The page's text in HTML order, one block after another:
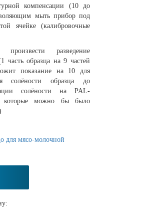
компенсации (10 до
мыть прибор под
ячейке (калибровочные
разведение
часть образца на 9 частей
показание на 10 для
солёности образца до
солёности на PAL-
которые можно бы было
для мясо-молочной